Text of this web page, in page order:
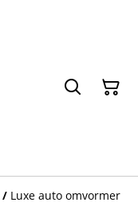
/ Luxe auto omvormer